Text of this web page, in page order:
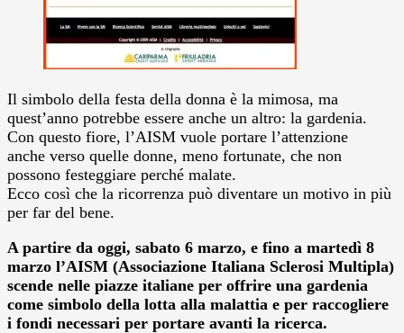
Il simbolo della festa della donna è la mimosa, ma
quest’anno potrebbe essere anche un altro: la gardenia.
Con questo fiore, l’AISM vuole portare l’attenzione
anche verso quelle donne, meno fortunate, che non
possono festeggiare perché malate.
Ecco così che la ricorrenza può diventare un motivo in più
per far del bene.
A partire da oggi, sabato 6 marzo, e fino a martedì 8
marzo l’AISM (Associazione Italiana Sclerosi Multipla)
scende nelle piazze italiane per offrire una gardenia
come simbolo della lotta alla malattia e per raccogliere
i fondi necessari per portare avanti la ricerca.